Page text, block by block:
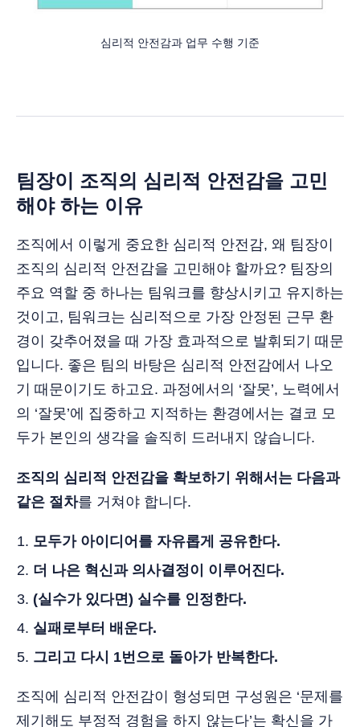
심리적 안전감과 업무 수행 기준
팀장이 조직의 심리적 안전감을 고민
해야 하는 이유
조직에서 이렇게 중요한 심리적 안전감, 왜 팀장이
조직의 심리적 안전감을 고민해야 할까요? 팀장의
주요 역할 중 하나는 팀워크를 향상시키고 유지하는
것이고, 팀워크는 심리적으로 가장 안정된 근무 환
경이 갖추어졌을 때 가장 효과적으로 발휘되기 때문
입니다. 좋은 팀의 바탕은 심리적 안전감에서 나오
기 때문이기도 하고요. 과정에서의 ‘잘못’, 노력에서
의 ‘잘못’에 집중하고 지적하는 환경에서는 결코 모
두가 본인의 생각을 솔직히 드러내지 않습니다.
조직의 심리적 안전감을 확보하기 위해서는 다음과
같은 절차를 거쳐야 합니다.
모두가 아이디어를 자유롭게 공유한다.
더 나은 혁신과 의사결정이 이루어진다.
(실수가 있다면) 실수를 인정한다.
실패로부터 배운다.
그리고 다시 1번으로 돌아가 반복한다.
조직에 심리적 안전감이 형성되면 구성원은 ‘문제를
제기해도 부정적 경험을 하지 않는다’는 확신을 가